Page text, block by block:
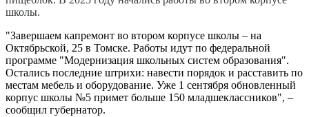
школы.
"Завершаем капремонт во втором корпусе школы – на
Октябрьской, 25 в Томске. Работы идут по федеральной
программе "Модернизация школьных систем образования".
Остались последние штрихи: навести порядок и расставить по
местам мебель и оборудование. Уже 1 сентября обновленный
корпус школы №5 примет больше 150 младшеклассников", –
сообщил губернатор.